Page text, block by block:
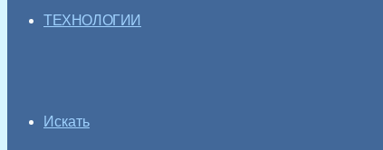
ТЕХНОЛОГИИ
Искать